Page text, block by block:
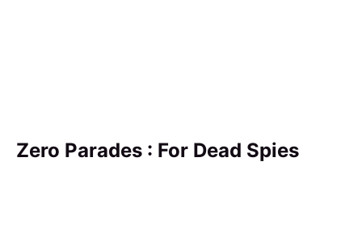
Zero Parades : For Dead Spies